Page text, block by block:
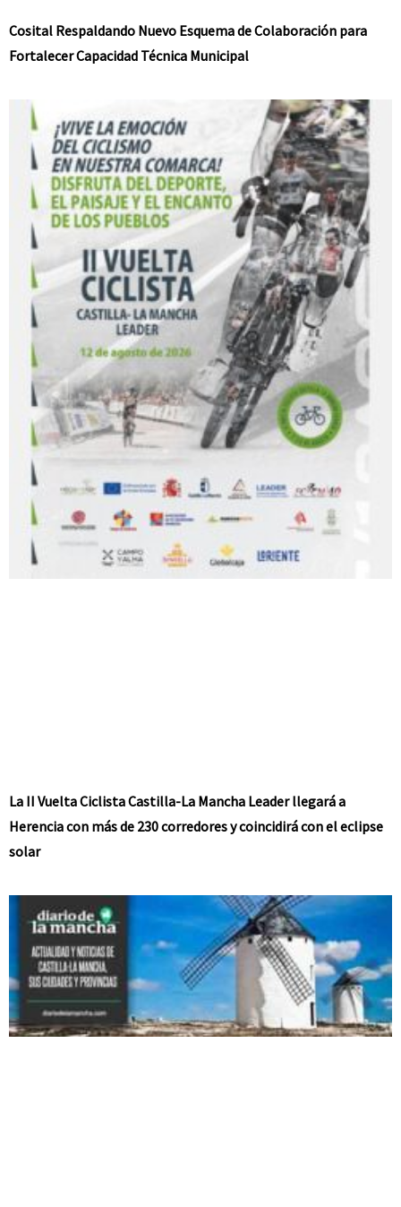
Cosital Respaldando Nuevo Esquema de Colaboración para
Fortalecer Capacidad Técnica Municipal
La II Vuelta Ciclista Castilla-La Mancha Leader llegará a
Herencia con más de 230 corredores y coincidirá con el eclipse
solar